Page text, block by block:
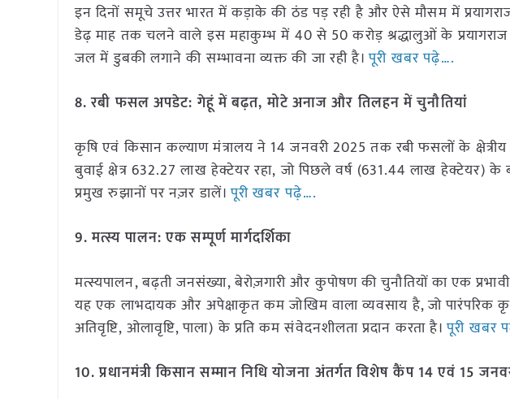
इन दिनों समूचे उत्तर भारत में कड़ाके की ठंड पड़ रही है और ऐसे मौसम में
डेढ़ माह तक चलने वाले इस महाकुम्भ में 40 से 50 करोड़ श्रद्धालुओं के
जल में डुबकी लगाने की सम्भावना व्यक्त की जा रही है।पूरी खबर पढ़े….
8. रबी फसल अपडेट: गेहूं में बढ़त, मोटे अनाज और तिलहन में चुनौतियां
कृषि एवं किसान कल्याण मंत्रालय ने 14 जनवरी 2025 तक रबी फसलों के
बुवाई क्षेत्र 632.27 लाख हेक्टेयर रहा, जो पिछले वर्ष (631.44 लाख हेक्टेयर) के
प्रमुख रुझानों पर नज़र डालें।पूरी खबर पढ़े….
9. मत्स्य पालन: एक सम्पूर्ण मार्गदर्शिका
मत्स्यपालन, बढ़ती जनसंख्या, बेरोज़गारी और कुपोषण की चुनौतियों का एक प्रभावी
यह एक लाभदायक और अपेक्षाकृत कम जोखिम वाला व्यवसाय है, जो
अतिवृष्टि, ओलावृष्टि, पाला) के प्रति कम संवेदनशीलता प्रदान करता है।पूरी खबर
10. प्रधानमंत्री किसान सम्मान निधि योजना अंतर्गत विशेष कैंप 14 एवं 15